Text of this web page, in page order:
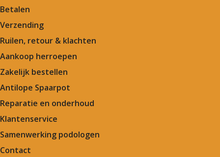
Betalen
Verzending
Ruilen, retour & klachten
Aankoop herroepen
Zakelijk bestellen
Antilope Spaarpot
Reparatie en onderhoud
Klantenservice
Samenwerking podologen
Contact